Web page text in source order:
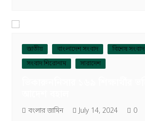
জাতীয় বাংলাদেশ সংবাদ বিশেষ সংবাদ
সংবাদ শিরোনাম
সারাদেশ
বংলার জামিন July 14, 2024 0